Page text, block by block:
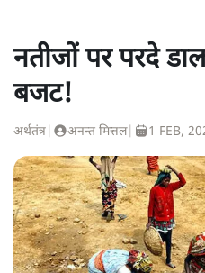
नतीजों पर परदे
बजट!
अर्थतंत्र अनन्त मित्तल| 1 FEB,